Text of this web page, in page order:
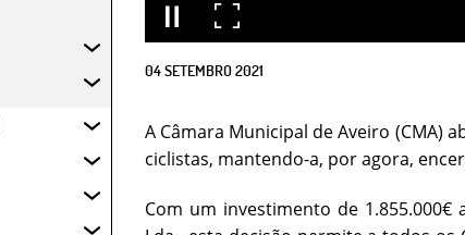
04SETEMBRO2021
A Câmara Municipal de Aveiro (CMA)
ciclistas, mantendo-a, por agora,
Com um investimento de 1.855.000€